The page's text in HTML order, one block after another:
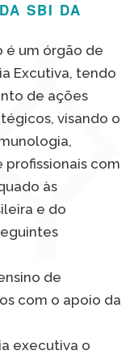
SBI DA
é um órgão de
Excutiva, tendo
de ações
visando o
com
às
e do
de
com o apoio da
executiva o